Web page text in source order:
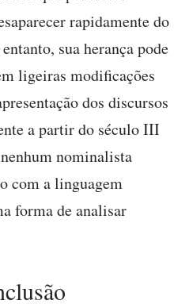
rapidamente do
sua herança pode
ligeiras modificações
dos discursos
a partir do século III
nominalista
com a linguagem
forma de analisar